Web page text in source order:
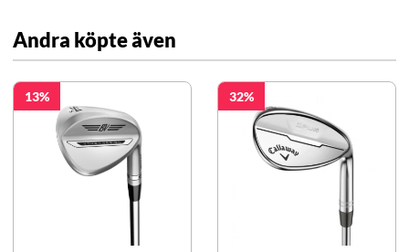
Andra köpte även
13 32